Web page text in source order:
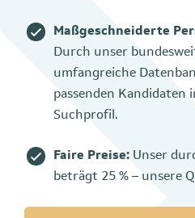
Maßgeschneiderte
Durch unser
umfangreiche
passenden Kandidaten
Suchprofil.
Faire Preise: Unser
beträgt 25 % – unsere